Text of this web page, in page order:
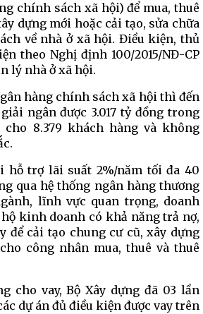
chính sách xã hội) để mua, thuê
dựng mới hoặc cải tạo, sửa chữa
về nhà ở xã hội. Điều kiện, thủ
theo Nghị định 100/2015/NĐ-CP
lý nhà ở xã hội.
hàng chính sách xã hội thì đến
giải ngân được 3.017 tỷ đồng trong
cho 8.379 khách hàng và không
hỗ trợ lãi suất 2%/năm tối đa 40
qua hệ thống ngân hàng thương
lĩnh vực quan trọng, doanh
kinh doanh có khả năng trả nợ,
để cải tạo chung cư cũ, xây dựng
công nhân mua, thuê và thuê
cho vay, Bộ Xây dựng đã 03 lần
dự án đủ điều kiện được vay trên